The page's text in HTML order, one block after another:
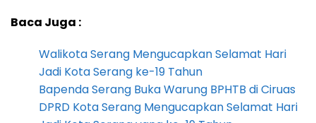
Baca Juga :
Walikota Serang Mengucapkan Selamat Hari
Jadi Kota Serang ke-19 Tahun
Bapenda Serang Buka Warung BPHTB di Ciruas
DPRD Kota Serang Mengucapkan Selamat Hari